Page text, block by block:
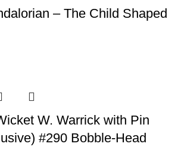
– The Child Shaped
W. Warrick with Pin
#290 Bobble-Head